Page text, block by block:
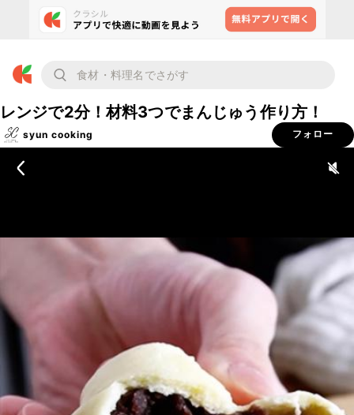
レンジで2分！材料3つでまんじゅう作り方！
syun cooking フォロー